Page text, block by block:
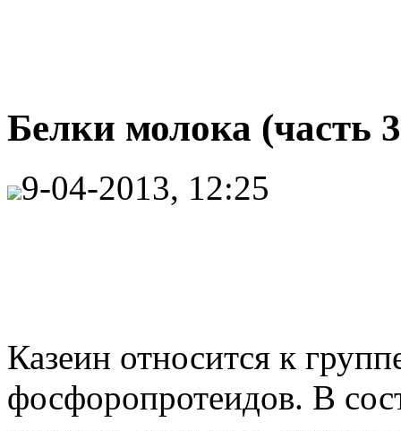
Белки молока (часть
9-04-2013, 12:25
Казеин относится к
фосфоропротеидов. В